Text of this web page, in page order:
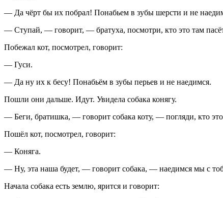
— Да чёрт бы их побрал! Понабьем в зубы шерсти и не
— Ступай, — говорит, — братуха, посмотри, кто это там
Побежал кот, посмотрел, говорит:
— Гуси.
— Да ну их к бесу! Понабьём в зубы перьев и не наедимся.
Пошли они дальше. Идут. Увидела собака конягу.
— Беги, братишка, — говорит собака коту, — погляди, кто это
Пошёл кот, посмотрел, говорит:
— Коняга.
— Ну, эта наша будет, — говорит собака, — наедимся мы с
Начала собака есть землю, ярится и говорит: